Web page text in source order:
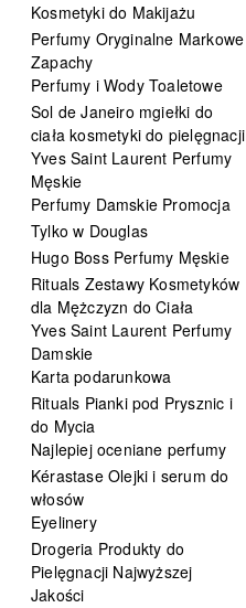
Kosmetyki do Makijażu
Perfumy Oryginalne Markowe
Zapachy
Perfumy i Wody Toaletowe
Sol de Janeiro mgiełki do
ciała kosmetyki do pielęgnacji
Yves Saint Laurent Perfumy
Męskie
Perfumy Damskie Promocja
Tylko w Douglas
Hugo Boss Perfumy Męskie
Rituals Zestawy Kosmetyków
dla Mężczyzn do Ciała
Yves Saint Laurent Perfumy
Damskie
Karta podarunkowa
Rituals Pianki pod Prysznic i
do Mycia
Najlepiej oceniane perfumy
Kérastase Olejki i serum do
włosów
Eyelinery
Drogeria Produkty do
Pielęgnacji Najwyższej
Jakości